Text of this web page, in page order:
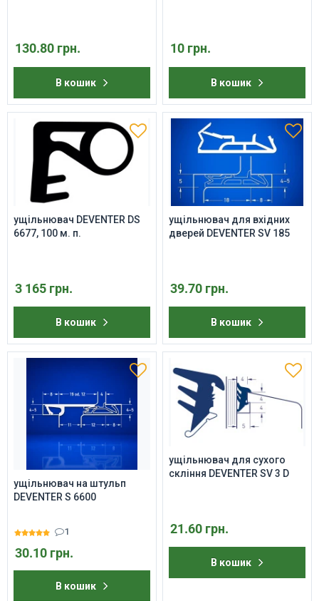
130.80 грн.
В кошик
10 грн.
В кошик
ущільнювач DEVENTER DS
6677, 100 м. п.
3 165 грн.
В кошик
ущільнювач для вхідних
дверей DEVENTER SV 185
39.70 грн.
В кошик
ущільнювач на штульп
DEVENTER S 6600
30.10 грн.
1
В кошик
ущільнювач для сухого
скління DEVENTER SV 3 D
21.60 грн.
В кошик